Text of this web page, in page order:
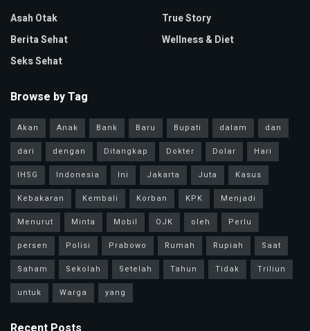
Asah Otak
Berita Sehat
Seks Sehat
True Story
Wellness & Diet
Browse by Tag
Akan Anak Bank Baru Bupati dalam
dan
dari
dengan Ditangkap Dokter Dolar
Hari
IHSG
Indonesia Ini Jakarta Juta
Kasus
Kebakaran
Kembali Korban KPK
Menjadi
Menurut
Minta Mobil OJK oleh
Perlu
persen
Polisi Prabowo Rumah Rupiah
Saat
Saham
Sekolah Setelah Tahun Tidak
Triliun
untuk
Warga yang